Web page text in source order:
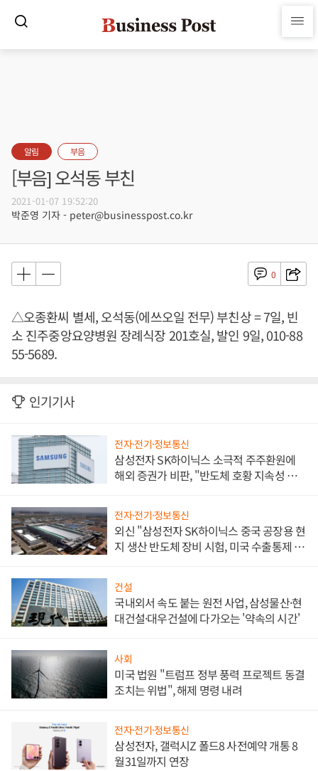
알림 부음
[부음] 오석동 부친
2021-01-07 19:52:20
박준영 기자 - peter@businesspost.co.kr
0
△오종환씨 별세, 오석동(에쓰오일 전무) 부친상 = 7일, 빈
소 진주중앙요양병원 장례식장 201호실, 발인 9일, 010-88
55-5689.
인기기사
전자·전기·정보통신
삼성전자 SK하이닉스 소극적 주주환원에
해외 증권가 비판, "반도체 호황 지속성 의
전자·전기·정보통신
외신 "삼성전자 SK하이닉스 중국 공장용 현
지 생산 반도체 장비 시험, 미국 수출통제 대
건설
국내외서 속도 붙는 원전 사업, 삼성물산·현
대건설·대우건설에 다가오는 '약속의 시간'
사회
미국 법원 "트럼프 정부 풍력 프로젝트 동결
조치는 위법", 해제 명령 내려
전자·전기·정보통신
삼성전자, 갤럭시Z 폴드8 사전예약 개통 8
월31일까지 연장